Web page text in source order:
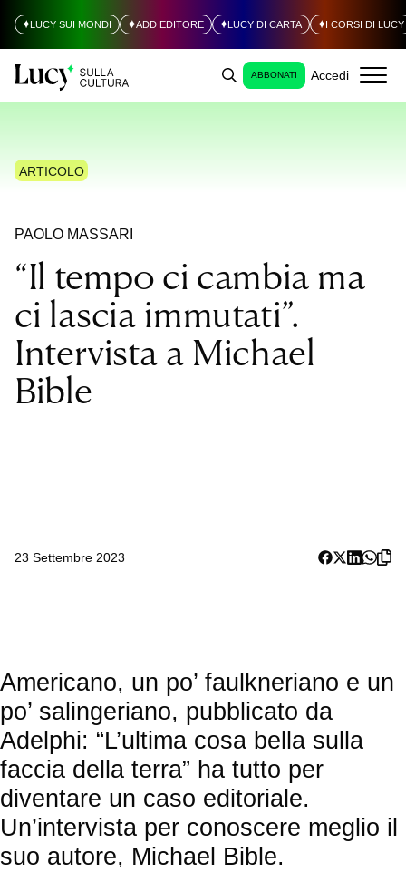
LUCY SUI MONDI ADD EDITORE LUCY DI CARTA I CORSI DI LUCY
ABBONATI Accedi
ARTICOLO
PAOLO MASSARI
“Il tempo ci cambia ma
ci lascia immutati”.
Intervista a Michael
Bible
23 Settembre 2023
Americano, un po’ faulkneriano e un
po’ salingeriano, pubblicato da
Adelphi: “L’ultima cosa bella sulla
faccia della terra” ha tutto per
diventare un caso editoriale.
Un’intervista per conoscere meglio il
suo autore, Michael Bible.